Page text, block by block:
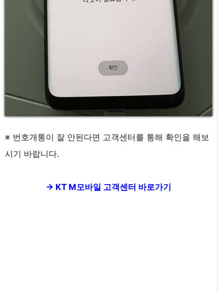
※ 번호개통이 잘 안된다면 고객센터를 통해 확인을 해보
시기 바랍니다.
-> KT M모바일 고객센터 바로가기